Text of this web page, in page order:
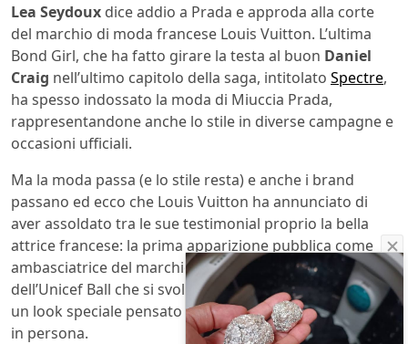
Lea Seydoux dice addio a Prada e approda alla corte
del marchio di moda francese Louis Vuitton. L’ultima
Bond Girl, che ha fatto girare la testa al buon Daniel
Craig nell’ultimo capitolo della saga, intitolato Spectre,
ha spesso indossato la moda di Miuccia Prada,
rappresentandone anche lo stile in diverse campagne e
occasioni ufficiali.
Ma la moda passa (e lo stile resta) e anche i brand
passano ed ecco che Louis Vuitton ha annunciato di
aver assoldato tra le sue testimonial proprio la bella
attrice francese: la prima apparizione pubblica come
ambasciatrice del marchio sarà oggi, in occasione
dell’Unicef Ball che si svolgerà a Los Angeles. Indosserà
un look speciale pensato per lei da Nicolas Ghesquiere
in persona.